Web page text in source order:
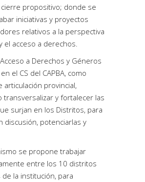
propositivo; donde se
iniciativas y proyectos
relativos a la perspectiva
el acceso a derechos.
a Derechos y Géneros
el CS del CAPBA, como
articulación provincial,
transversalizar y fortalecer las
surjan en los Distritos, para
discusión, potenciarlas y
se propone trabajar
entre los 10 distritos
la institución, para